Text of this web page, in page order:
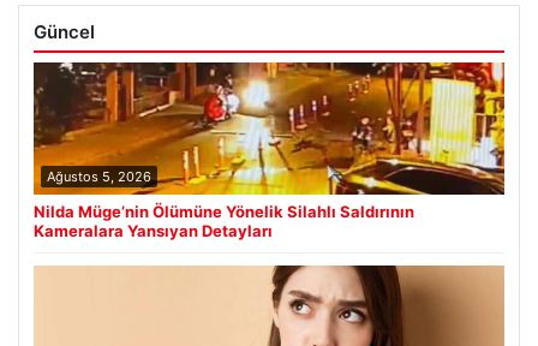
Güncel
Ağustos 5, 2026
Nilda Müge’nin Ölümüne Yönelik Silahlı Saldırının
Kameralara Yansıyan Detayları